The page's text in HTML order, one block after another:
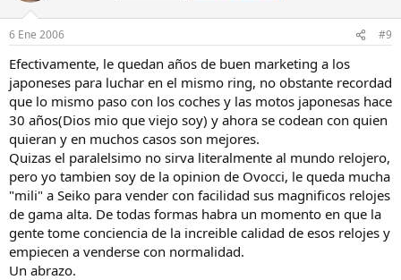
6 Ene 2006 #9
Efectivamente, le quedan años de buen marketing a los
japoneses para luchar en el mismo ring, no obstante recordad
que lo mismo paso con los coches y las motos japonesas hace
30 años(Dios mio que viejo soy) y ahora se codean con quien
quieran y en muchos casos son mejores.
Quizas el paralelsimo no sirva literalmente al mundo relojero,
pero yo tambien soy de la opinion de Ovocci, le queda mucha
"mili" a Seiko para vender con facilidad sus magnificos relojes
de gama alta. De todas formas habra un momento en que la
gente tome conciencia de la increible calidad de esos relojes y
empiecen a venderse con normalidad.
Un abrazo.